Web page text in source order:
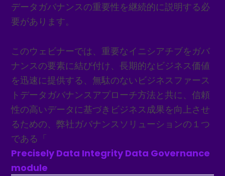
データガバナンスの重要性を継続的に説明する必
要があります。
このウェビナーでは、重要なイニシアチブをガバ
ナンスの要素に結び付け、⾧期的なビジネス価値
を迅速に提供する、無駄のないビジネスファース
トデータガバナンスアプローチ方法と共に、信頼
性の高いデータに基づきビジネス成果を向上させ
るための、弊社ガバナンスソリューションの１つ
である「
Precisely Data Integrity Data Governance
module